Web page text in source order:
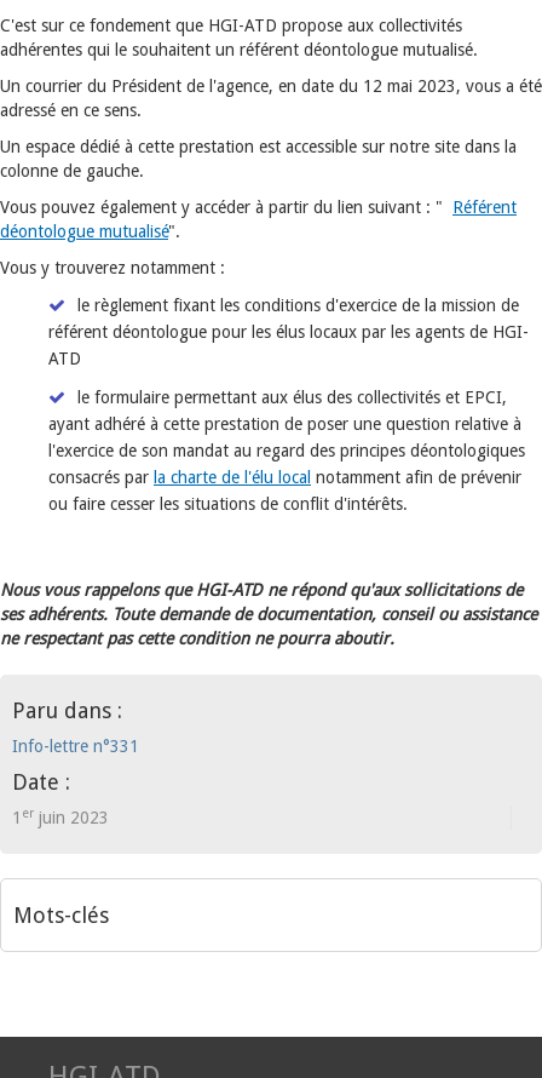
C'est sur ce fondement que HGI-ATD propose aux collectivités
adhérentes qui le souhaitent un référent déontologue mutualisé.
Un courrier du Président de l'agence, en date du 12 mai 2023, vous a été
adressé en ce sens.
Un espace dédié à cette prestation est accessible sur notre site dans la
colonne de gauche.
Vous pouvez également y accéder à partir du lien suivant : " Référent
déontologue mutualisé".
Vous y trouverez notamment :
le règlement fixant les conditions d'exercice de la mission de
référent déontologue pour les élus locaux par les agents de HGI-
ATD
le formulaire permettant aux élus des collectivités et EPCI,
ayant adhéré à cette prestation de poser une question relative à
l'exercice de son mandat au regard des principes déontologiques
consacrés par la charte de l'élu local notamment afin de prévenir
ou faire cesser les situations de conflit d'intérêts.
Nous vous rappelons que HGI-ATD ne répond qu'aux sollicitations de
ses adhérents. Toute demande de documentation, conseil ou assistance
ne respectant pas cette condition ne pourra aboutir.
Paru dans :
Info-lettre n°331
Date :
1 er juin 2023
Mots-clés